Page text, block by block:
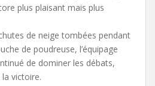
plus plaisant mais plus
de neige tombées pendant
de poudreuse, l’équipage
de dominer les débats,
victoire.